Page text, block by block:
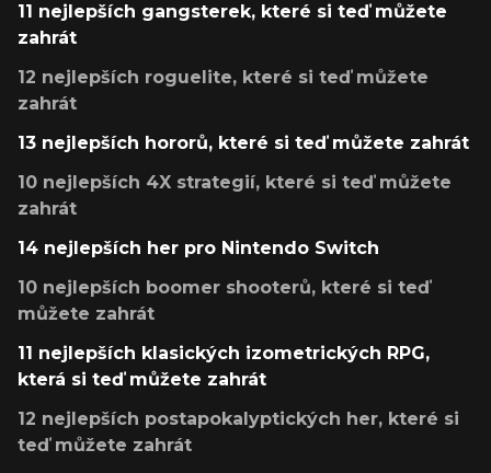
11 nejlepších gangsterek, které si teď můžete
zahrát
12 nejlepších roguelite, které si teď můžete
zahrát
13 nejlepších hororů, které si teď můžete zahrát
10 nejlepších 4X strategií, které si teď můžete
zahrát
14 nejlepších her pro Nintendo Switch
10 nejlepších boomer shooterů, které si teď
můžete zahrát
11 nejlepších klasických izometrických RPG,
která si teď můžete zahrát
12 nejlepších postapokalyptických her, které si
teď můžete zahrát